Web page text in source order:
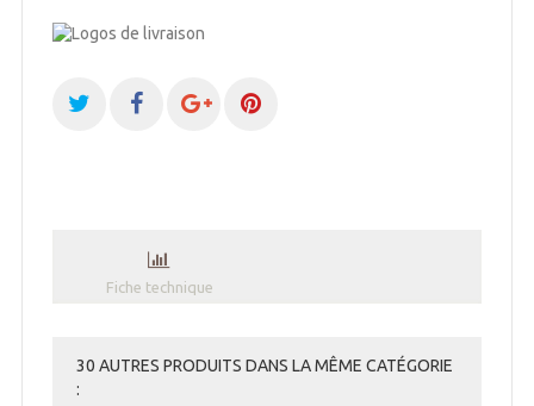
Fiche technique
30 AUTRES PRODUITS DANS LA MÊME CATÉGORIE
: